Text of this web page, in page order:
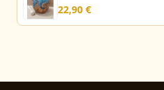
22,90 €